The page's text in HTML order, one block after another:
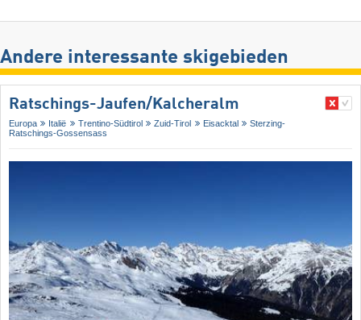
Andere interessante skigebieden
Ratschings-Jaufen/​Kalcheralm
Europa Italië Trentino-Südtirol Zuid-Tirol Eisacktal
Sterzing-
Ratschings-Gossensass